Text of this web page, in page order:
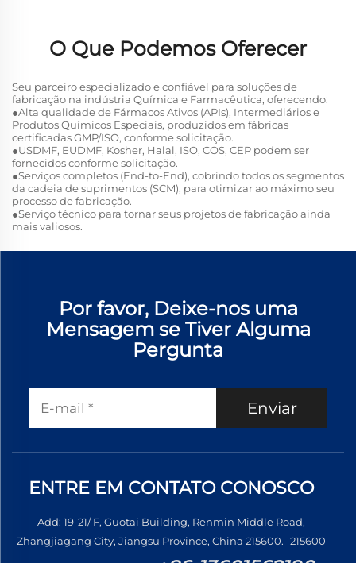
O Que Podemos Oferecer
Seu parceiro especializado e confiável para soluções de
fabricação na indústria Química e Farmacêutica, oferecendo:
●Alta qualidade de Fármacos Ativos (APIs), Intermediários e
Produtos Químicos Especiais, produzidos em fábricas
certificadas GMP/ISO, conforme solicitação.
●USDMF, EUDMF, Kosher, Halal, ISO, COS, CEP podem ser
fornecidos conforme solicitação.
●Serviços completos (End-to-End), cobrindo todos os segmentos
da cadeia de suprimentos (SCM), para otimizar ao máximo seu
processo de fabricação.
●Serviço técnico para tornar seus projetos de fabricação ainda
mais valiosos.
Por favor, Deixe-nos uma
Mensagem se Tiver Alguma
Pergunta
Enviar
ENTRE EM CONTATO CONOSCO
Add: 19-21/ F, Guotai Building, Renmin Middle Road,
Zhangjiagang City, Jiangsu Province, China 215600. -215600